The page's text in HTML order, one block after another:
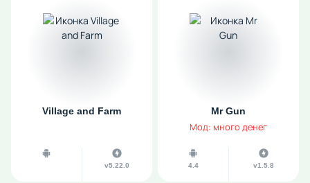
Village and Farm
v5.22.0
Mr Gun
Мод: много денег
4.4 v1.5.8